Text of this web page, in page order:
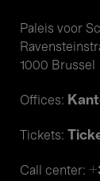
Paleis voor
1000 Brussel
Offices:
Tickets:
Call center: